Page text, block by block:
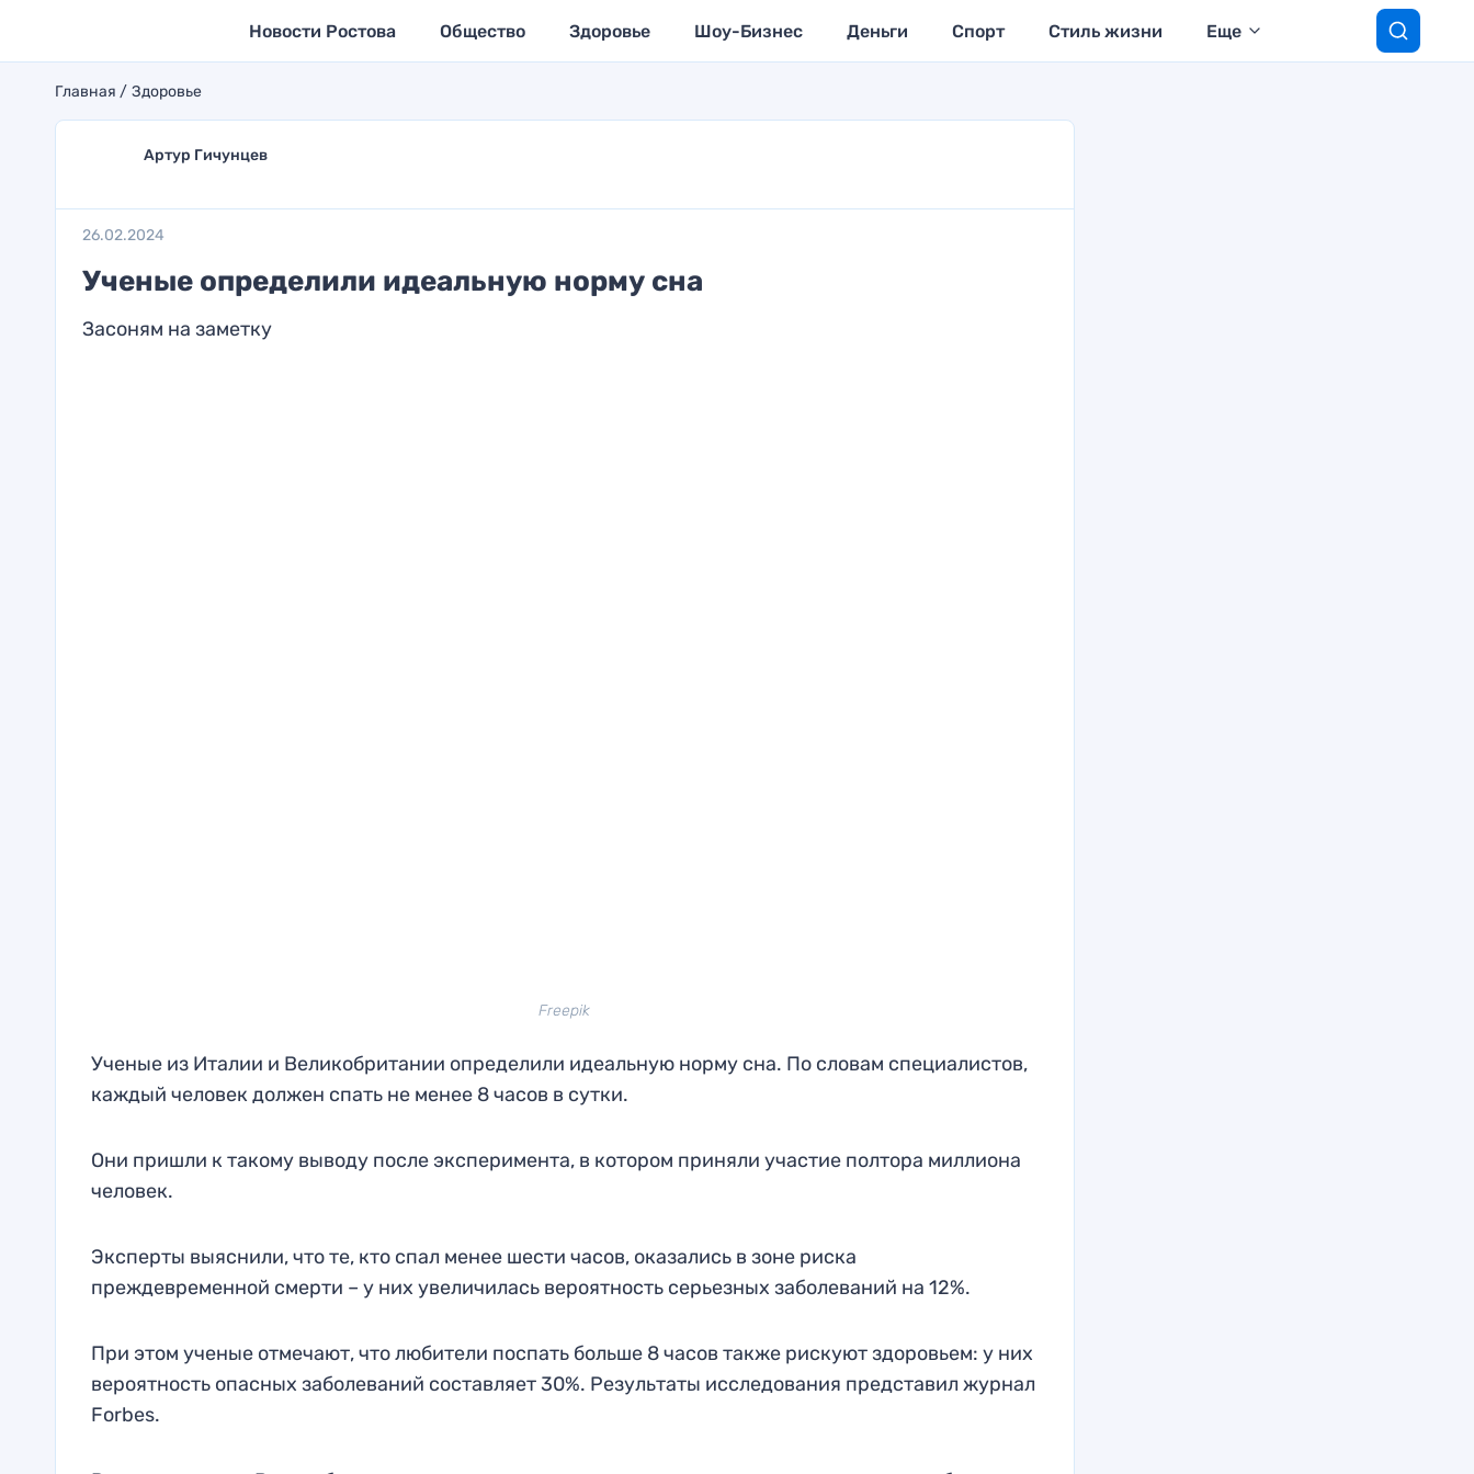
Новости Ростова Общество Здоровье Шоу-Бизнес Деньги Спорт Стиль жизни Еще
Главная Здоровье
Артур Гичунцев
26.02.2024
Ученые определили идеальную норму сна
Засоням на заметку
Freepik
Ученые из Италии и Великобритании определили идеальную норму сна. По словам специалистов,
каждый человек должен спать не менее 8 часов в сутки.
Они пришли к такому выводу после эксперимента, в котором приняли участие полтора миллиона
человек.
Эксперты выяснили, что те, кто спал менее шести часов, оказались в зоне риска
преждевременной смерти – у них увеличилась вероятность серьезных заболеваний на 12%.
При этом ученые отмечают, что любители поспать больше 8 часов также рискуют здоровьем: у них
вероятность опасных заболеваний составляет 30%. Результаты исследования представил журнал
Forbes.